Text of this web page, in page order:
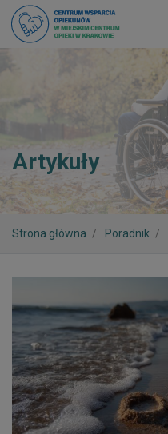
Artykuły
Strona główna Poradnik